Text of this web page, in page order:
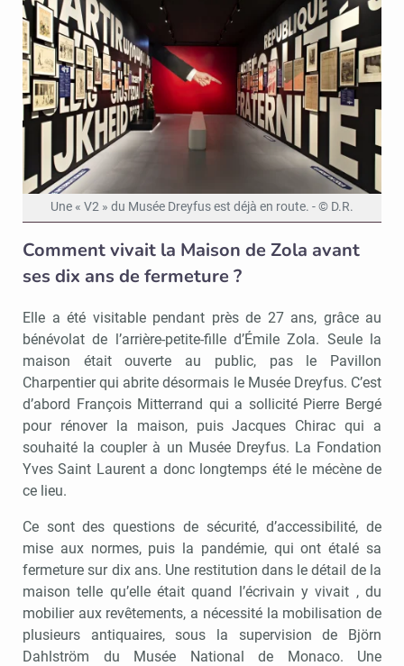
Une « V2 » du Musée Dreyfus est déjà en route. - © D.R.
Comment vivait la Maison de Zola avant
ses dix ans de fermeture ?
Elle a été visitable pendant près de 27 ans, grâce au
bénévolat de l’arrière-petite-fille d’Émile Zola. Seule la
maison était ouverte au public, pas le Pavillon
Charpentier qui abrite désormais le Musée Dreyfus. C’est
d’abord François Mitterrand qui a sollicité Pierre Bergé
pour rénover la maison, puis Jacques Chirac qui a
souhaité la coupler à un Musée Dreyfus. La Fondation
Yves Saint Laurent a donc longtemps été le mécène de
ce lieu.
Ce sont des questions de sécurité, d’accessibilité, de
mise aux normes, puis la pandémie, qui ont étalé sa
fermeture sur dix ans. Une restitution dans le détail de la
maison telle qu’elle était quand l’écrivain y vivait , du
mobilier aux revêtements, a nécessité la mobilisation de
plusieurs antiquaires, sous la supervision de Björn
Dahlström du Musée National de Monaco. Une